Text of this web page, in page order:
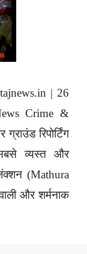
| 26
Crime &
रिपोर्टिंग
व्यस्त और
(Mathura
और शर्मनाक